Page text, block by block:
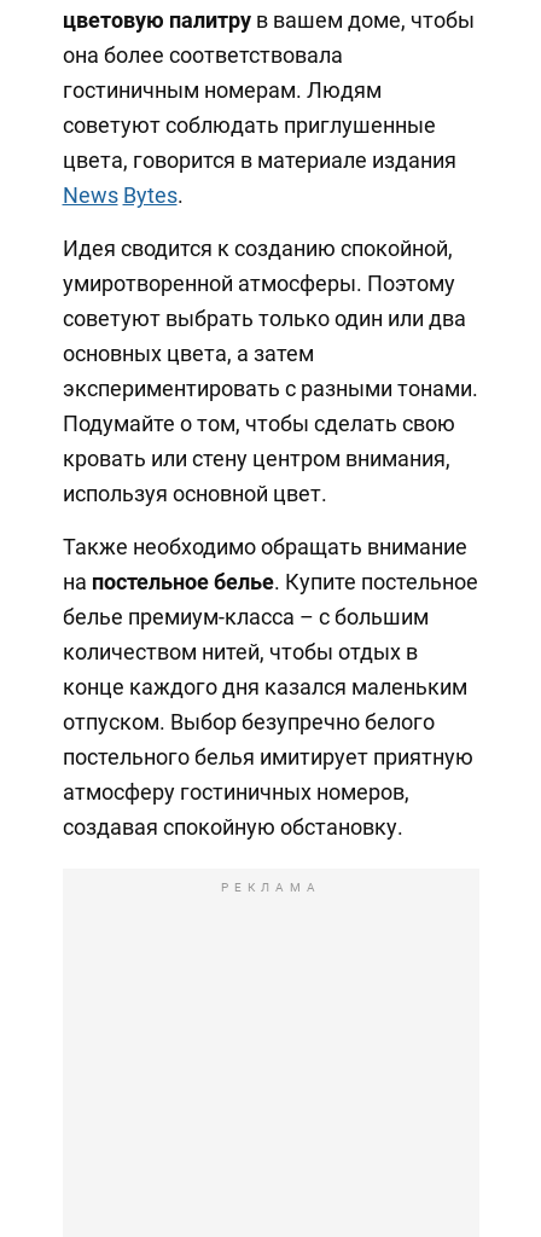
цветовую палитрув вашем доме, чтобы
она более соответствовала
гостиничным номерам. Людям
советуют соблюдать приглушенные
цвета, говорится в материале издания
News Bytes.
Идея сводится к созданию спокойной,
умиротворенной атмосферы. Поэтому
советуют выбрать только один или два
основных цвета, а затем
экспериментировать с разными тонами.
Подумайте о том, чтобы сделать свою
кровать или стену центром внимания,
используя основной цвет.
Также необходимо обращать внимание
на постельное белье. Купите постельное
белье премиум-класса – с большим
количеством нитей, чтобы отдых в
конце каждого дня казался маленьким
отпуском. Выбор безупречно белого
постельного белья имитирует приятную
атмосферу гостиничных номеров,
создавая спокойную обстановку.
РЕКЛАМА